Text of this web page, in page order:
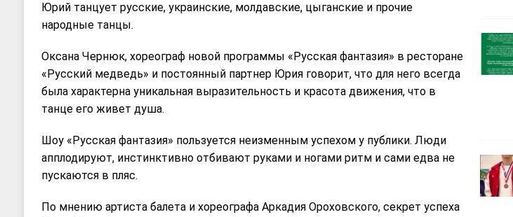
Юрий танцует русские, украинские, молдавские, цыганские и прочие
народные танцы.
Оксана Чернюк, хореограф новой программы «Русская фантазия» в ресторане
«Русский медведь» и постоянный партнер Юрия говорит, что для него всегда
была характерна уникальная выразительность и красота движения, что в
танце его живет душа.
Шоу «Русская фантазия» пользуется неизменным успехом у публики. Люди
апплодируют, инстинктивно отбивают руками и ногами ритм и сами едва не
пускаются в пляс.
По мнению артиста балета и хореографа Аркадия Ороховского, секрет успеха